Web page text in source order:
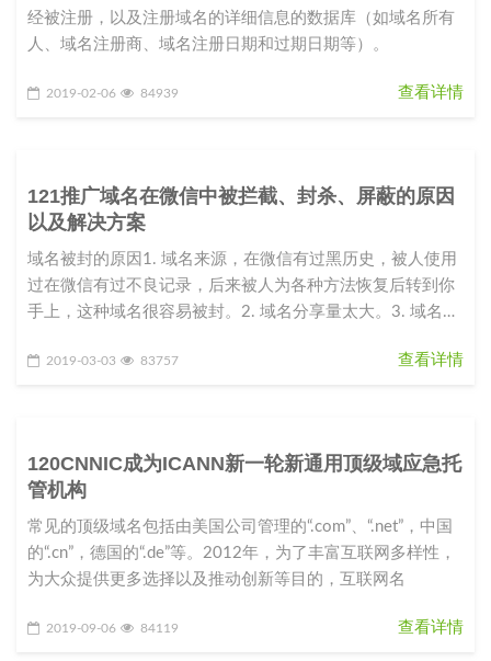
经被注册，以及注册域名的详细信息的数据库（如域名所有
人、域名注册商、域名注册日期和过期日期等）。
2019-02-06 84939 查看详情
121推广域名在微信中被拦截、封杀、屏蔽的原因
以及解决方案
域名被封的原因1. 域名来源，在微信有过黑历史，被人使用
过在微信有过不良记录，后来被人为各种方法恢复后转到你
手上，这种域名很容易被封。2. 域名分享量太大。3. 域名指
2019-03-03 83757 查看详情
120CNNIC成为ICANN新一轮新通用顶级域应急托
管机构
常见的顶级域名包括由美国公司管理的“.com”、“.net”，中国
的“.cn”，德国的“.de”等。2012年，为了丰富互联网多样性，
为大众提供更多选择以及推动创新等目的，互联网名
2019-09-06 84119 查看详情